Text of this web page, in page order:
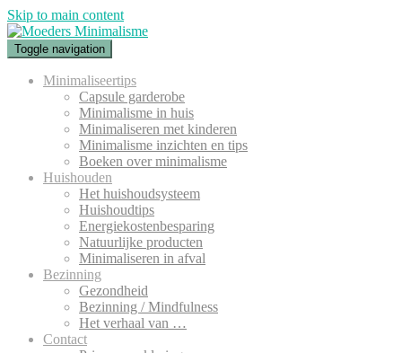
Skip to main content
Toggle navigation
Minimaliseertips
Capsule garderobe
Minimalisme in huis
Minimaliseren met kinderen
Minimalisme inzichten en tips
Boeken over minimalisme
Huishouden
Het huishoudsysteem
Huishoudtips
Energiekostenbesparing
Natuurlijke producten
Minimaliseren in afval
Bezinning
Gezondheid
Bezinning / Mindfulness
Het verhaal van …
Contact